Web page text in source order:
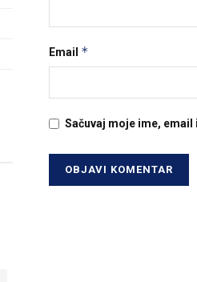
Email *
Sačuvaj moje ime,